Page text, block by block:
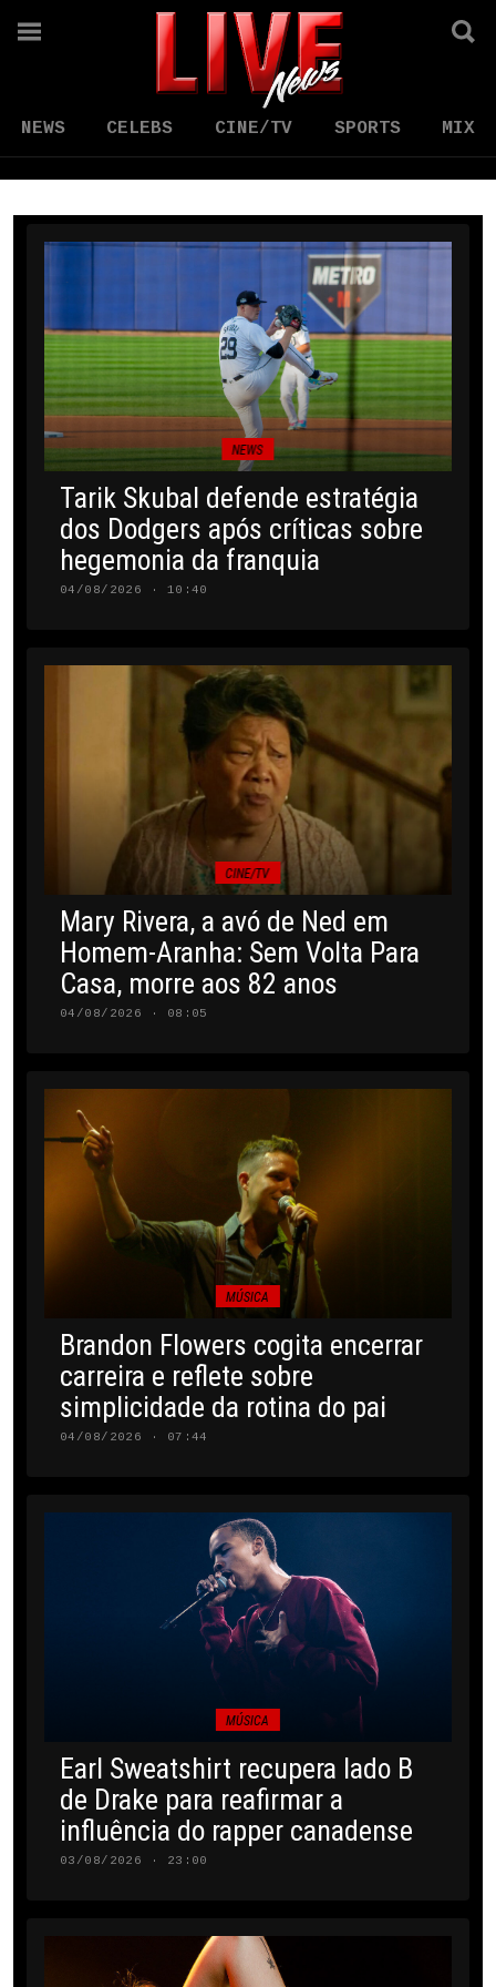
NEWS CELEBS CINE/TV SPORTS MIX
NEWS
Tarik Skubal defende estratégia
dos Dodgers após críticas sobre
hegemonia da franquia
04/08/2026 · 10:40
CINE/TV
Mary Rivera, a avó de Ned em
Homem-Aranha: Sem Volta Para
Casa, morre aos 82 anos
04/08/2026 · 08:05
MÚSICA
Brandon Flowers cogita encerrar
carreira e reflete sobre
simplicidade da rotina do pai
04/08/2026 · 07:44
MÚSICA
Earl Sweatshirt recupera lado B
de Drake para reafirmar a
influência do rapper canadense
03/08/2026 · 23:00